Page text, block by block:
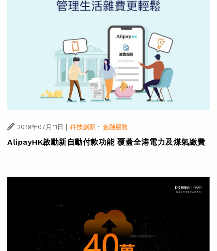
2019年07月11日 | 科技創新 · 金融服務
AlipayHK啟動新自動付款功能 覆蓋全港電力及煤氣繳費